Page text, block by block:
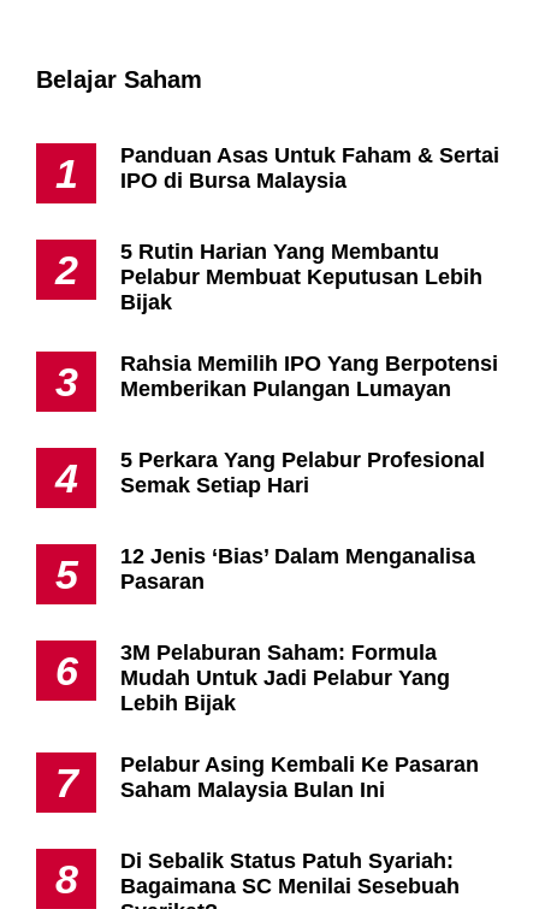
Belajar Saham
1
Panduan Asas Untuk Faham & Sertai
IPO di Bursa Malaysia
2
5 Rutin Harian Yang Membantu
Pelabur Membuat Keputusan Lebih
Bijak
3
Rahsia Memilih IPO Yang Berpotensi
Memberikan Pulangan Lumayan
4
5 Perkara Yang Pelabur Profesional
Semak Setiap Hari
5
12 Jenis ‘Bias’ Dalam Menganalisa
Pasaran
6
3M Pelaburan Saham: Formula
Mudah Untuk Jadi Pelabur Yang
Lebih Bijak
7
Pelabur Asing Kembali Ke Pasaran
Saham Malaysia Bulan Ini
8
Di Sebalik Status Patuh Syariah:
Bagaimana SC Menilai Sesebuah